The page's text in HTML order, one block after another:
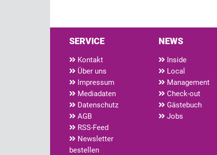
SERVICE
Kontakt
Über uns
Impressum
Mediadaten
Datenschutz
AGB
RSS-Feed
Newsletter
bestellen
NEWS
Inside
Local
Management
Check-out
Gästebuch
Jobs